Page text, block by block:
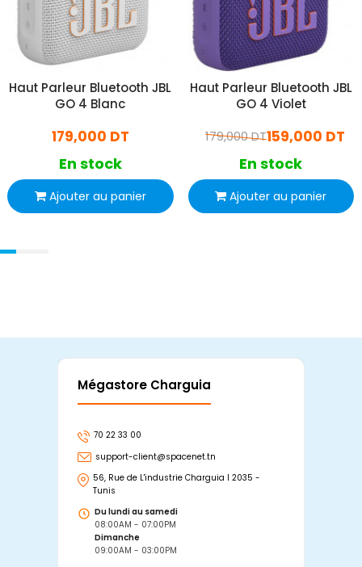
Haut Parleur Bluetooth JBL
GO 4 Blanc
179,000 DT
En stock
Ajouter au panier
Haut Parleur Bluetooth JBL
GO 4 Violet
159,000 DT
179,000 DT
En stock
Ajouter au panier
Mégastore Charguia
70 22 33 00
support-client@spacenet.tn
56, Rue de L'industrie Charguia I 2035 -
Tunis
Du lundi au samedi
08:00AM - 07:00PM
Dimanche
09:00AM - 03:00PM